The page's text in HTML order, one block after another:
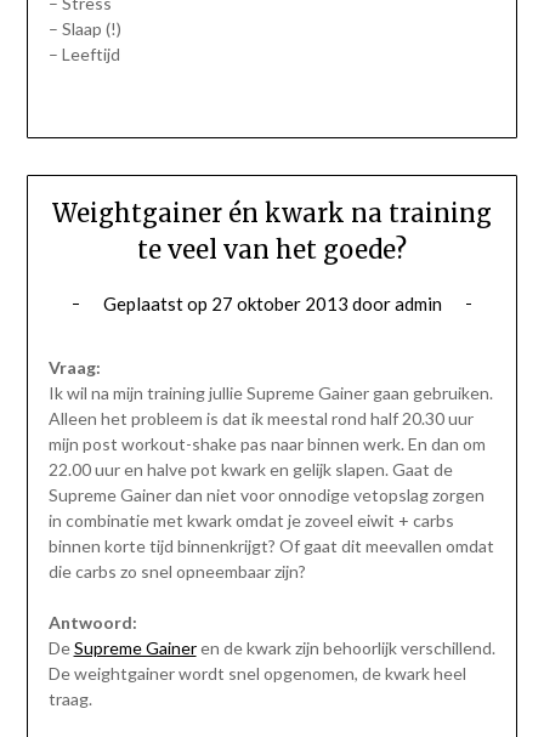
– Slaap (!)
– Leeftijd
Weightgainer én kwark na training
te veel van het goede?
Geplaatst op 27 oktober 2013 dooradmin
Vraag:
Ik wil na mijn training jullie Supreme Gainer gaan gebruiken.
Alleen het probleem is dat ik meestal rond half 20.30 uur
mijn post workout-shake pas naar binnen werk. En dan om
22.00 uur en halve pot kwark en gelijk slapen. Gaat de
Supreme Gainer dan niet voor onnodige vetopslag zorgen
in combinatie met kwark omdat je zoveel eiwit + carbs
binnen korte tijd binnenkrijgt? Of gaat dit meevallen omdat
die carbs zo snel opneembaar zijn?
Antwoord:
DeSupreme Gaineren de kwark zijn behoorlijk verschillend.
De weightgainer wordt snel opgenomen, de kwark heel
traag.